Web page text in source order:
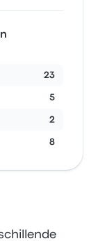
23
5
2
8